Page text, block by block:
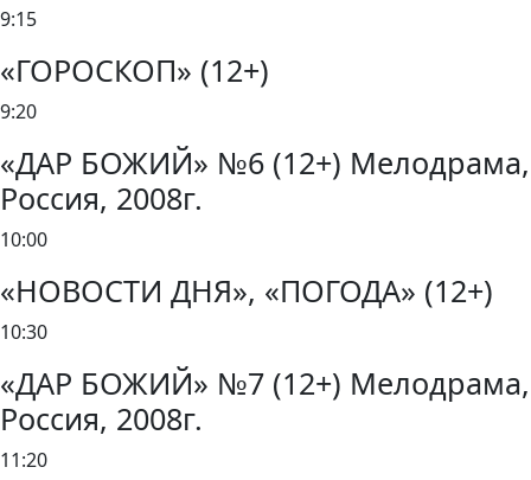
9:15
«ГОРОСКОП» (12+)
9:20
«ДАР БОЖИЙ» №6 (12+) Мелодрама,
Россия, 2008г.
10:00
«НОВОСТИ ДНЯ», «ПОГОДА» (12+)
10:30
«ДАР БОЖИЙ» №7 (12+) Мелодрама,
Россия, 2008г.
11:20